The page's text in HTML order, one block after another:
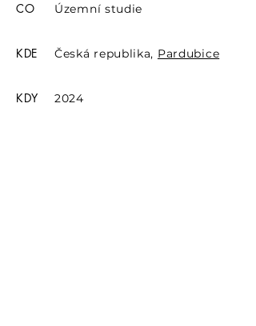
CO Územní studie
KDE Česká republika, Pardubice
KDY 2024